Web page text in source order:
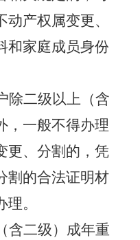
产权属变更、
和家庭成员身份
除二级以上（含
，一般不得办理
更、 分割的，凭
割的合法证明材
理。
含二级）成年重